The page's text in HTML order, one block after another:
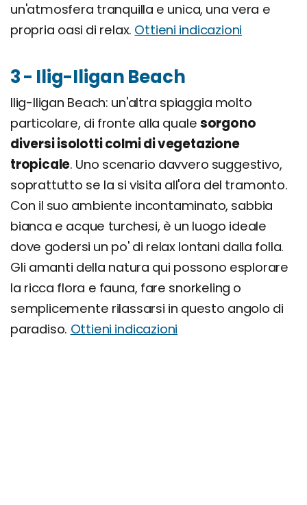
un'atmosfera tranquilla e unica, una vera e
propria oasi di relax. Ottieni indicazioni
3 - Ilig-Iligan Beach
Ilig-Iligan Beach: un'altra spiaggia molto
particolare, di fronte alla quale sorgono
diversi isolotti colmi di vegetazione
tropicale. Uno scenario davvero suggestivo,
soprattutto se la si visita all'ora del tramonto.
Con il suo ambiente incontaminato, sabbia
bianca e acque turchesi, è un luogo ideale
dove godersi un po' di relax lontani dalla folla.
Gli amanti della natura qui possono esplorare
la ricca flora e fauna, fare snorkeling o
semplicemente rilassarsi in questo angolo di
paradiso. Ottieni indicazioni